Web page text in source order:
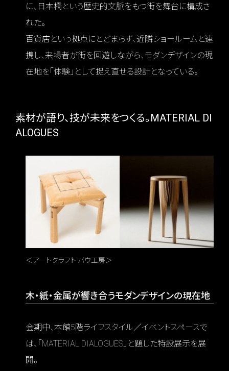
に、日本橋という歴史的文脈をもつ街を舞台に構成さ
れた。
百貨店という拠点にとどまらず、近隣ショールームと連
携し、来場者が街を回遊しながら、モダンデザインの現
在地を「体験」として捉え直せる設計となっている。
素材が語り、技が未来をつくる。MATERIAL DI
ALOGUES
＜アートクラフト バウ工房＞
木・紙・金属が響き合うモダンデザインの現在地
会期中、本館5階ライフスタイル／イベントスペースで
は、「MATERIAL DIALOGUES」と題した特設展示を展
開。